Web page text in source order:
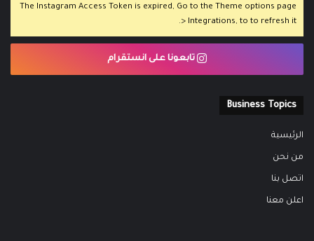
The Instagram Access Token is expired, Go to the Theme options page
> Integrations, to to refresh it.
تابعونا على انستقرام
Business Topics
الرئيسية
من نحن
اتصل بنا
اعلن معنا